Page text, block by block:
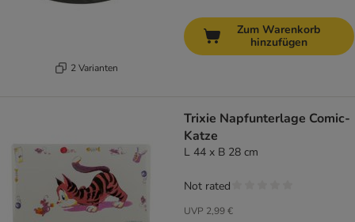
2 Varianten
Zum Warenkorb
hinzufügen
Trixie Napfunterlage Comic-
Katze
L 44 x B 28 cm
UVP 2,99 €
Not rated